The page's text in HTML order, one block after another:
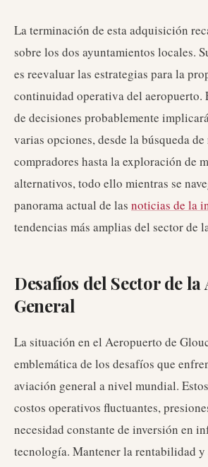
La terminación de esta adquisición
sobre los dos ayuntamientos locales.
es reevaluar las estrategias para la
continuidad operativa del aeropuerto.
de decisiones probablemente
varias opciones, desde la búsqueda de
compradores hasta la exploración de
alternativos, todo ello mientras se
panorama actual de las noticias de la
tendencias más amplias del sector de
Desafíos del Sector de la
General
La situación en el Aeropuerto de
emblemática de los desafíos que
aviación general a nivel mundial.
costos operativos fluctuantes,
necesidad constante de inversión en
tecnología. Mantener la rentabilidad